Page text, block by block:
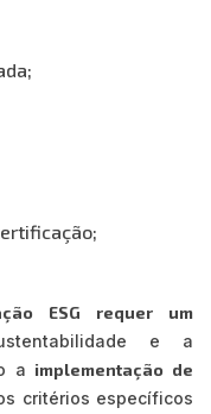
ESG requer um
e a
a implementação de
critérios específicos